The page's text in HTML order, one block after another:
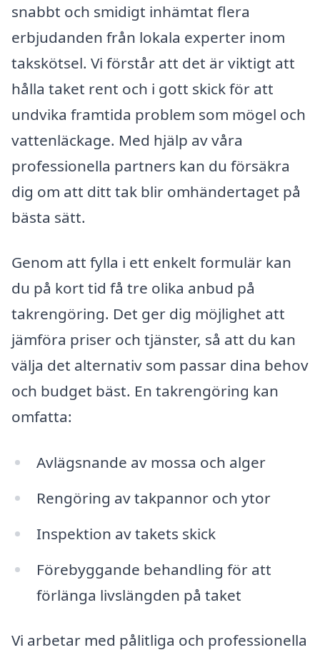
snabbt och smidigt inhämtat flera
erbjudanden från lokala experter inom
takskötsel. Vi förstår att det är viktigt att
hålla taket rent och i gott skick för att
undvika framtida problem som mögel och
vattenläckage. Med hjälp av våra
professionella partners kan du försäkra
dig om att ditt tak blir omhändertaget på
bästa sätt.
Genom att fylla i ett enkelt formulär kan
du på kort tid få tre olika anbud på
takrengöring. Det ger dig möjlighet att
jämföra priser och tjänster, så att du kan
välja det alternativ som passar dina behov
och budget bäst. En takrengöring kan
omfatta:
Avlägsnande av mossa och alger
Rengöring av takpannor och ytor
Inspektion av takets skick
Förebyggande behandling för att
förlänga livslängden på taket
Vi arbetar med pålitliga och professionella